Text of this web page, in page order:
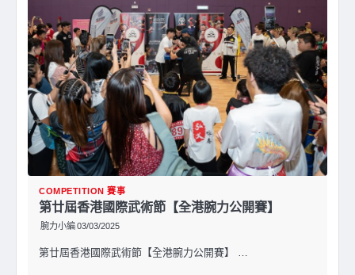
COMPETITION 賽事
第廿屆香港國際武術節【全港腕力公開賽】
腕力小編03/03/2025
第廿屆香港國際武術節【全港腕力公開賽】 …